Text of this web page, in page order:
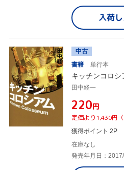
入荷
中古
書籍
単行本
キッチンコロシ
田中経一
¥220円
定価より1,430円
獲得ポイント 2P
在庫なし
発売年月日：